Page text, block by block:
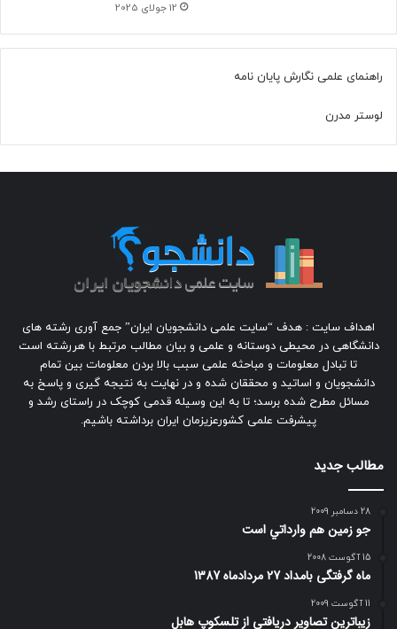
12 جولای 2025
راهنمای علمی نگارش پایان نامه
لوستر مدرن
اهداف سایت : هدف “سایت علمی دانشجویان ایران” جمع آوری رشته های
دانشگاهی در محیطی دوستانه و علمی و بیان مطالب مرتبط با هررشته است
تا تبادل معلومات و مباحثه علمی سبب بالا بردن معلومات بین تمام
دانشجویان و اساتید و محققان شده و در نهایت به نتیجه گیری و پاسخ به
مسائل مطرح شده برسد؛ تا به این وسیله قدمی کوچک در راستای رشد و
پیشرفت علمی کشورعزیزمان ایران برداشته باشیم.
مطالب جدید
28 دسامبر 2009
جو زمين هم وارداتي است
15 آگوست 2008
ماه گرفتگی بامداد 27 مردادماه 1387
11 آگوست 2009
زيباترين تصاوير دريافتي از تلسكوپ هابل